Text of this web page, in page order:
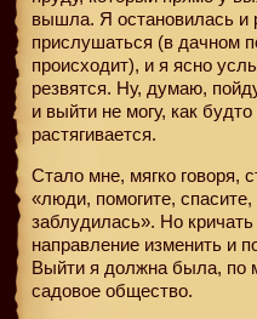
вышла. Я остановилась и
прислушаться (в дачном
происходит), и я ясно
резвятся. Ну, думаю,
и выйти не могу, как
растягивается.
Стало мне, мягко говоря,
«люди, помогите, спасите,
заблудилась». Но
направление изменить и
Выйти я должна была, по
садовое общество.